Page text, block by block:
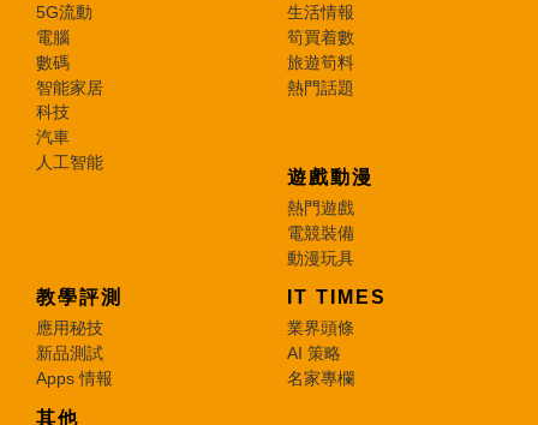
5G流動
電腦
數碼
智能家居
科技
汽車
人工智能
生活情報
筍買着數
旅遊筍料
熱門話題
遊戲動漫
熱門遊戲
電競裝備
動漫玩具
教學評測
應用秘技
新品測試
Apps 情報
IT TIMES
業界頭條
AI 策略
名家專欄
其他